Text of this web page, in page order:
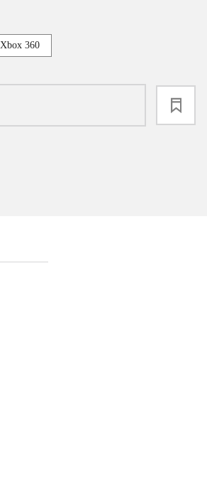
Xbox 360